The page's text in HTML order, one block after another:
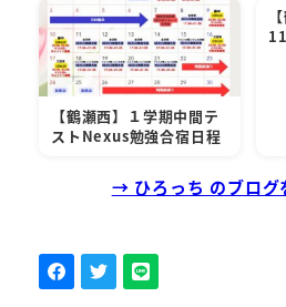
【鶴瀬西】１学期中間テ
ストNexus勉強合宿日程
→ ひろっち のブログ